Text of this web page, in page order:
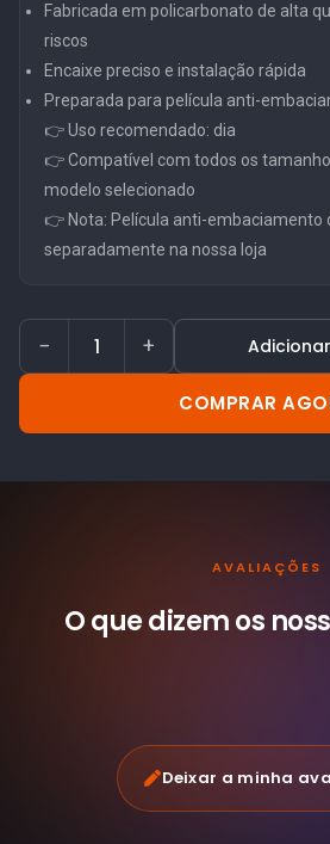
Fabricada em policarbonato de alta
riscos
Encaixe preciso e instalação rápida
Preparada para película anti-
👉 Uso recomendado: dia
👉 Compatível com todos os
modelo selecionado
👉 Nota: Película anti-embaciamento
separadamente na nossa loja
− +
COMPRAR
AVALIAÇÕES
O que dizem os
Deixar a minha